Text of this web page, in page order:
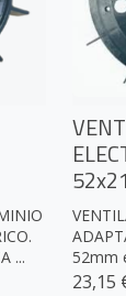
...
52mm
23,15